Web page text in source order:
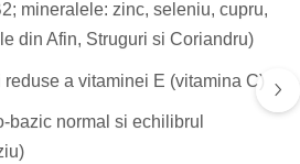
mineralele: zinc, seleniu, cupru,
din Afin, Struguri si Coriandru)
reduse a vitaminei E (vitamina C)
bazic normal si echilibrul